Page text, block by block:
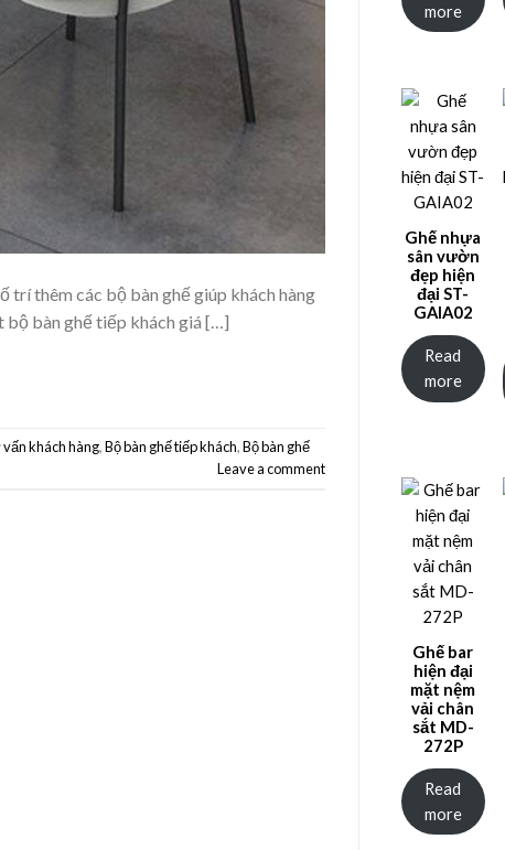
trí thêm các bộ bàn ghế giúp khách hàng
bộ bàn ghế tiếp khách giá […]
khách hàng,Bộ bàn ghế tiếp khách,Bộ bàn ghế
Leave a comment
more
Ghế nhựa
sân vườn
đẹp hiện
đại ST-
GAIA02
Read
more
Ghế bar
hiện đại
mặt nệm
vải chân
sắt MD-
272P
Read
more